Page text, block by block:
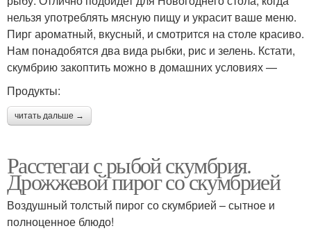
нельзя употреблять мясную пищу и украсит ваше меню.
Пирг ароматный, вкусный, и смотрится на столе красиво.
Нам понадобятся два вида рыбки, рис и зелень. Кстати,
скумбрию закоптить можно в домашних условиях —
Продукты:
читать дальше →
Расстегаи с рыбой скумбрия.
Дрожжевой пирог со скумбрией
Воздушный толстый пирог со скумбрией – сытное и
полноценное блюдо!